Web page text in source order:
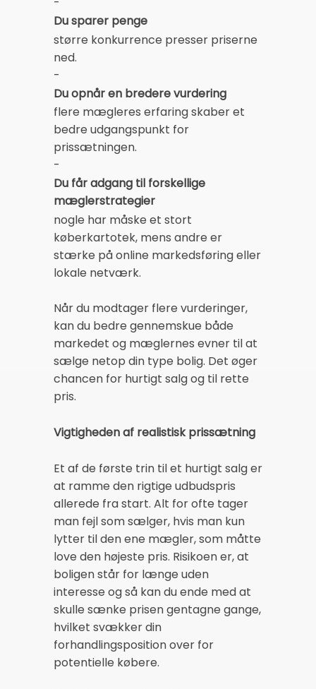
Du sparer penge
større konkurrence presser priserne
ned.
-
Du opnår en bredere vurdering
flere mægleres erfaring skaber et
bedre udgangspunkt for
prissætningen.
-
Du får adgang til forskellige
mæglerstrategier
nogle har måske et stort
køberkartotek, mens andre er
stærke på online markedsføring eller
lokale netværk.
Når du modtager flere vurderinger,
kan du bedre gennemskue både
markedet og mæglernes evner til at
sælge netop din type bolig. Det øger
chancen for hurtigt salg og til rette
pris.
Vigtigheden af realistisk prissætning
Et af de første trin til et hurtigt salg er
at ramme den rigtige udbudspris
allerede fra start. Alt for ofte tager
man fejl som sælger, hvis man kun
lytter til den ene mægler, som måtte
love den højeste pris. Risikoen er, at
boligen står for længe uden
interesse og så kan du ende med at
skulle sænke prisen gentagne gange,
hvilket svækker din
forhandlingsposition over for
potentielle købere.